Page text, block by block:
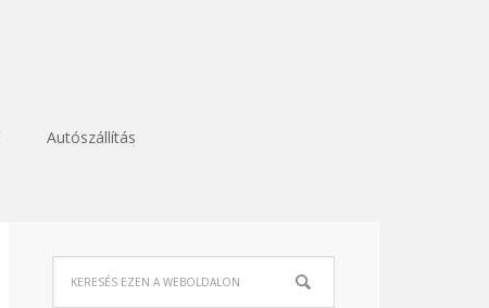
Autószállítás